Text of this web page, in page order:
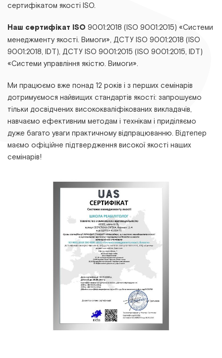
сертифікатом якості ISO.
Наш сертифікат ISO 9001:2018 (ISO 9001:2015) «Системи
менеджменту якості. Вимоги», ДСТУ ІSО 9001:2018 (ІSО
9001:2018, ІDТ), ДСТУ ІSО 9001:2015 (ІSО 9001:2015, ІDТ)
«Системи управління якістю. Вимоги».
Ми працюємо вже понад 12 років і з перших семінарів
дотримуємося найвищих стандартів якості: запрошуємо
тільки досвідчених висококваліфікованих викладачів,
навчаємо ефективним методам і технікам і приділяємо
дуже багато уваги практичному відпрацюванню. Відтепер
маємо офіційне підтвердження високої якості наших
семінарів!